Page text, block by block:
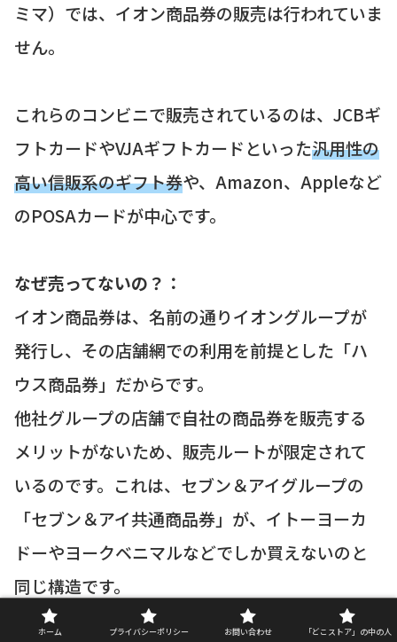
ミマ）では、イオン商品券の販売は行われていま
せん。
これらのコンビニで販売されているのは、JCBギ
フトカードやVJAギフトカードといった汎用性の
高い信販系のギフト券や、Amazon、Appleなど
のPOSAカードが中心です。
なぜ売ってないの？：
イオン商品券は、名前の通りイオングループが
発行し、その店舗網での利用を前提とした「ハ
ウス商品券」だからです。
他社グループの店舗で自社の商品券を販売する
メリットがないため、販売ルートが限定されて
いるのです。これは、セブン＆アイグループの
「セブン＆アイ共通商品券」が、イトーヨーカ
ドーやヨークベニマルなどでしか買えないのと
同じ構造です。
ホーム プライバシーポリシー お問い合わせ 「どこストア」の中の人